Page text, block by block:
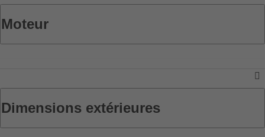
Moteur
Dimensions extérieures